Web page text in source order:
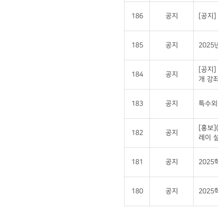
186 공지 [공지]
185 공지 2025
184 공지
[공지]
개 강
183 공지 특수
182 공지
[홍보
레이
181 공지 2025
180 공지 2025